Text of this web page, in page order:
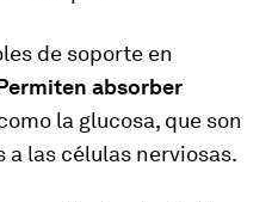
de soporte en
absorber
la glucosa, que son
las células nerviosas.